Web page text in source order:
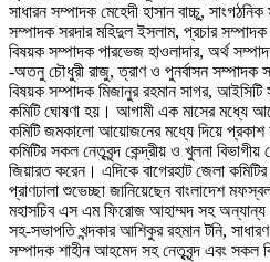
সাধারন সম্পাদক মেহেদী হাসান বাচ্চু,
সম্পাদক সরদার মহিদুল ইসলাম, প্রচার
বিষয়ক সম্পাদক পারভেজ হাওলাদার, অর্থ
-অতনু চৌধুরী রাজু, ত্রাণ ও পুনর্বাসন সম্পাদক
বিষয়ক সম্পাদক মিজানুর রহমান সাগর,
কমিটি ঘোষণা হয়। আগামী এক মাসের মধ্যে আরো
কমিটি জমকালো আয়োজনের মধ্যে দিয়ে প্রকাশ
কমিটির সকল নেতৃবৃন্দ কেন্দ্রীয় ও খুলনা বিভাগীয়
জিয়ারত করেন। এদিকে বাগেরহাট জেলা
প্রাণঢালা শুভেচ্ছা জানিয়েছেন বাংলাদেশ
মহাসচিব এস এম ফিরোজ আহাম্মদ সহ অন্যান্য
সহ-সভাপতি খন্দকার আশিকুর রহমান টনি,
সম্পাদক শাহীন আহমেদ সহ নেতৃবৃন্দ এবং সকল